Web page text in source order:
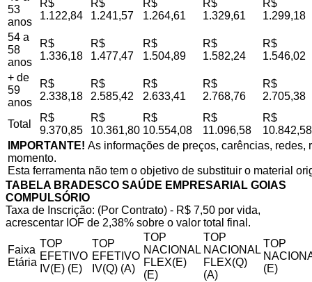
53
anos
R$
1.122,84
R$
1.241,57
R$
1.264,61
R$
1.329,61
R$
1.299,18
54 a
58
anos
R$
1.336,18
R$
1.477,47
R$
1.504,89
R$
1.582,24
R$
1.546,02
+ de
59
anos
R$
2.338,18
R$
2.585,42
R$
2.633,41
R$
2.768,76
R$
2.705,38
Total
R$
9.370,85
R$
10.361,80
R$
10.554,08
R$
11.096,58
R$
10.842,58
IMPORTANTE! As informações de preços, carências,
momento.
Esta ferramenta não tem o objetivo de substituir o material
TABELA BRADESCO SAÚDE EMPRESARIAL GOIAS
COMPULSÓRIO
Taxa de Inscrição: (Por Contrato) - R$ 7,50 por vida,
acrescentar IOF de 2,38% sobre o valor total final.
Faixa
Etária
TOP
EFETIVO
IV(E) (E)
TOP
EFETIVO
IV(Q) (A)
TOP
NACIONAL
FLEX(E)
(E)
TOP
NACIONAL
FLEX(Q)
(A)
TOP
(E)